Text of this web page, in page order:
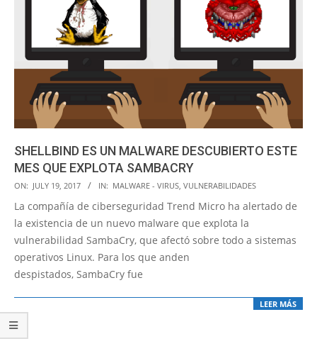
SHELLBIND ES UN MALWARE DESCUBIERTO ESTE
MES QUE EXPLOTA SAMBACRY
2017-
07-
19
ON: JULY 19, 2017 IN: MALWARE - VIRUS, VULNERABILIDADES
La compañía de ciberseguridad Trend Micro ha alertado de
la existencia de un nuevo malware que explota la
vulnerabilidad SambaCry, que afectó sobre todo a sistemas
operativos Linux. Para los que anden
despistados, SambaCry fue
LEER MÁS